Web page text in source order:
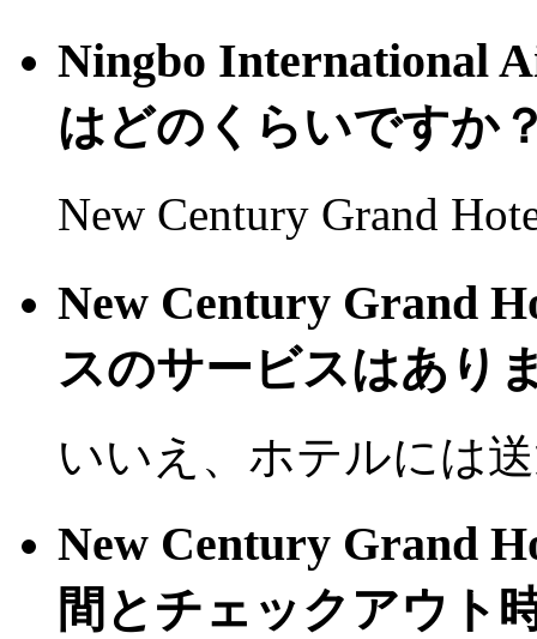
Ningbo International
はどのくらいですか
New Century Grand
New Century Grand
スのサービスはあり
いいえ、ホテルには
New Century Grand
間とチェックアウト